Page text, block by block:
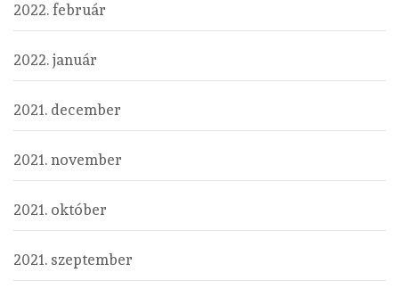
2022. február
2022. január
2021. december
2021. november
2021. október
2021. szeptember